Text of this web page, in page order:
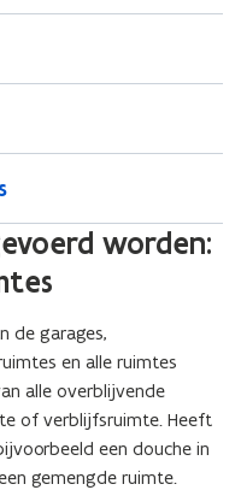
worden:
de garages,
en alle ruimtes
alle overblijvende
of verblijfsruimte. Heeft
een douche in
gemengde ruimte.